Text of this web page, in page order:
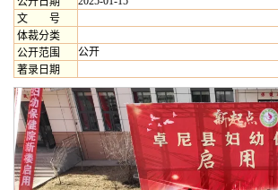
文 号
体裁分类
公开范围
公开
著录日期